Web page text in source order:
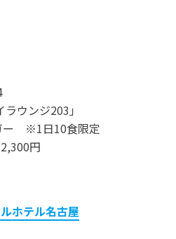
ウンジ203」
ー ※1日10食限定
円
ホテル名古屋